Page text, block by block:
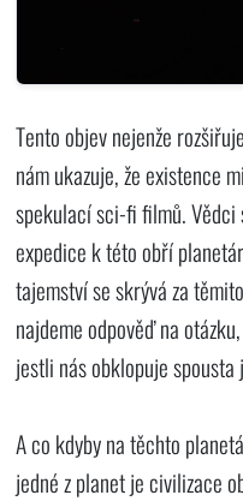
Tento objev nejenže
nám ukazuje, že existence
spekulací sci-fi filmů. Vědci
expedice k této obří
tajemství se skrývá za
najdeme odpověď na
jestli nás obklopuje
A co kdyby na těchto
jedné z planet je civilizace